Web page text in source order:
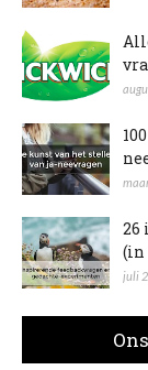
26
(in
juli